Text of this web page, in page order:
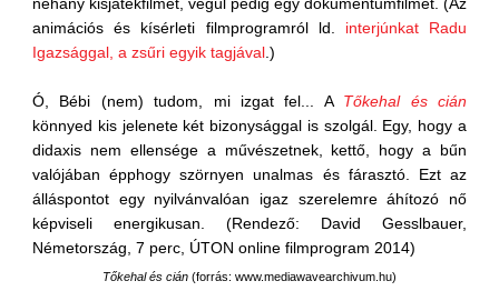
animációs és kísérleti filmprogramról ld. interjúnkat Radu
Igazsággal, a zsűri egyik tagjával .)
Ó, Bébi (nem) tudom, mi izgat fel... A Tőkehal és cián
könnyed kis jelenete két bizonysággal is szolgál. Egy, hogy a
didaxis nem ellensége a művészetnek, kettő, hogy a bűn
valójában épphogy szörnyen unalmas és fárasztó. Ezt az
álláspontot egy nyilvánvalóan igaz szerelemre áhítozó nő
képviseli energikusan. (Rendező: David Gesslbauer,
Németország, 7 perc, ÚTON online filmprogram 2014)
Tőkehal és cián (forrás: www.mediawavearchivum.hu)